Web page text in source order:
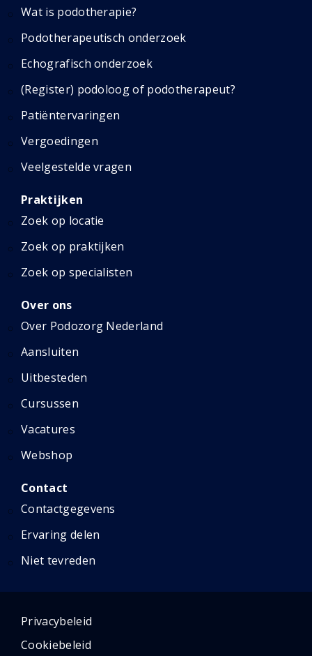
Wat is podotherapie?
Podotherapeutisch onderzoek
Echografisch onderzoek
(Register) podoloog of podotherapeut?
Patiëntervaringen
Vergoedingen
Veelgestelde vragen
Praktijken
Zoek op locatie
Zoek op praktijken
Zoek op specialisten
Over ons
Over Podozorg Nederland
Aansluiten
Uitbesteden
Cursussen
Vacatures
Webshop
Contact
Contactgegevens
Ervaring delen
Niet tevreden
Privacybeleid
Cookiebeleid